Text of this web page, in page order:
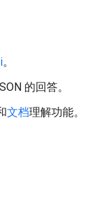
。
的回答。
文档理解功能。